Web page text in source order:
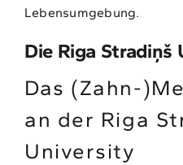
Lebensumgebung.
Die Riga Stradiņš
Das (Zahn-
an der Riga
University